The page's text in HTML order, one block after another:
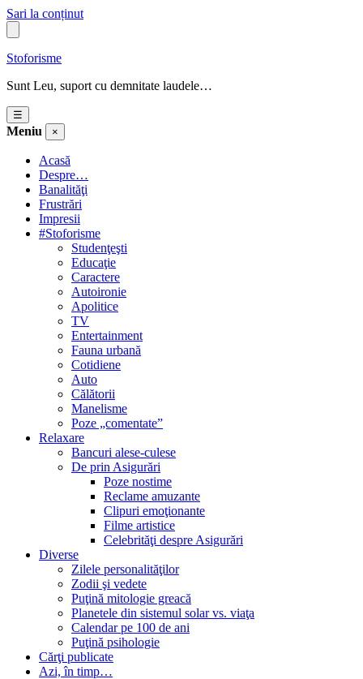
Sari la conținut
Stoforisme
Sunt Leu, suport cu demnitate laudele…
☰
Meniu ×
Acasă
Despre…
Banalităţi
Frustrări
Impresii
#Stoforisme
Studenţeşti
Educaţie
Caractere
Autoironie
Apolitice
TV
Entertainment
Fauna urbană
Cotidiene
Auto
Călătorii
Manelisme
Poze „comentate”
Relaxare
Bancuri alese-culese
De prin Asigurări
Poze nostime
Reclame amuzante
Clipuri emoţionante
Filme artistice
Celebrităţi despre Asigurări
Diverse
Zilele personalităţilor
Zodii şi vedete
Puţină mitologie greacă
Planetele din sistemul solar vs. viaţa
Calendar pe 100 de ani
Puţină psihologie
Cărţi publicate
Azi, în timp…